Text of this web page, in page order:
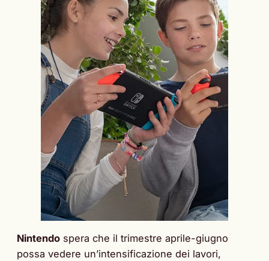
Nintendo spera che il trimestre aprile-giugno
possa vedere un’intensificazione dei lavori,